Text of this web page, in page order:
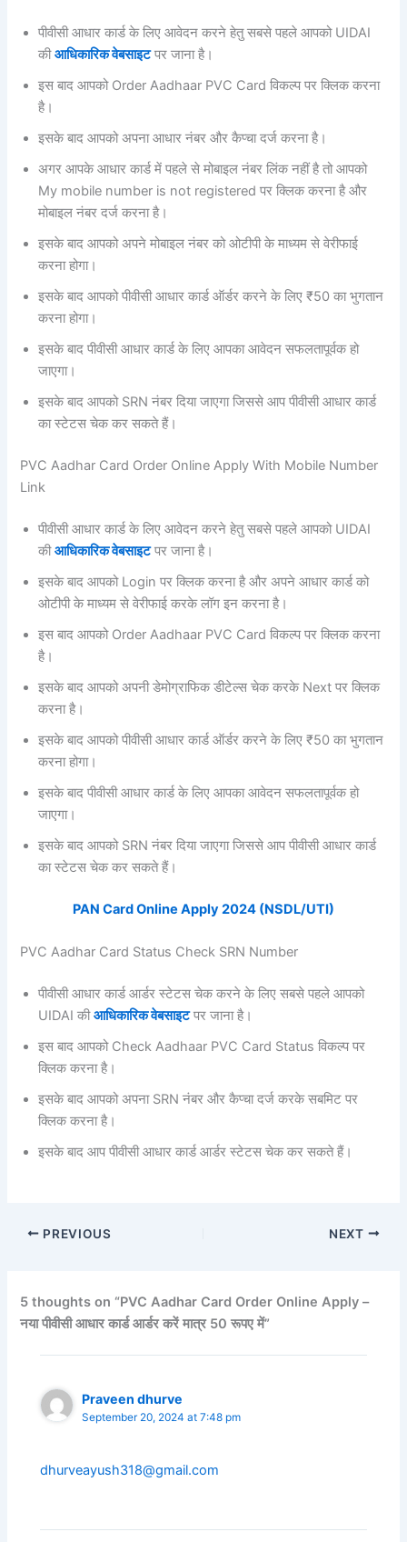
पीवीसी आधार कार्ड के लिए आवेदन करने हेतु सबसे पहले आपको UIDAI
कीआधिकारिक वेबसाइटपर जाना है।
इस बाद आपको Order Aadhaar PVC Card विकल्प पर क्लिक करना
है।
इसके बाद आपको अपना आधार नंबर और कैप्चा दर्ज करना है।
अगर आपके आधार कार्ड में पहले से मोबाइल नंबर लिंक नहीं है तो आपको
My mobile number is not registered पर क्लिक करना है और
मोबाइल नंबर दर्ज करना है।
इसके बाद आपको अपने मोबाइल नंबर को ओटीपी के माध्यम से वेरीफाई
करना होगा।
इसके बाद आपको पीवीसी आधार कार्ड ऑर्डर करने के लिए ₹50 का भुगतान
करना होगा।
इसके बाद पीवीसी आधार कार्ड के लिए आपका आवेदन सफलतापूर्वक हो
जाएगा।
इसके बाद आपको SRN नंबर दिया जाएगा जिससे आप पीवीसी आधार कार्ड
का स्टेटस चेक कर सकते हैं।
PVC Aadhar Card Order Online Apply With Mobile Number
Link
पीवीसी आधार कार्ड के लिए आवेदन करने हेतु सबसे पहले आपको UIDAI
कीआधिकारिक वेबसाइटपर जाना है।
इसके बाद आपको Login पर क्लिक करना है और अपने आधार कार्ड को
ओटीपी के माध्यम से वेरीफाई करके लॉग इन करना है।
इस बाद आपको Order Aadhaar PVC Card विकल्प पर क्लिक करना
है।
इसके बाद आपको अपनी डेमोग्राफिक डीटेल्स चेक करके Next पर क्लिक
करना है।
इसके बाद आपको पीवीसी आधार कार्ड ऑर्डर करने के लिए ₹50 का भुगतान
करना होगा।
इसके बाद पीवीसी आधार कार्ड के लिए आपका आवेदन सफलतापूर्वक हो
जाएगा।
इसके बाद आपको SRN नंबर दिया जाएगा जिससे आप पीवीसी आधार कार्ड
का स्टेटस चेक कर सकते हैं।
PAN Card Online Apply 2024 (NSDL/UTI)
PVC Aadhar Card Status Check SRN Number
पीवीसी आधार कार्ड आर्डर स्टेटस चेक करने के लिए सबसे पहले आपको
UIDAI कीआधिकारिक वेबसाइटपर जाना है।
इस बाद आपको Check Aadhaar PVC Card Statusविकल्प पर
क्लिक करना है।
इसके बाद आपको अपना SRN नंबर और कैप्चा दर्ज करके सबमिट पर
क्लिक करना है।
इसके बाद आप पीवीसी आधार कार्ड आर्डर स्टेटस चेक कर सकते हैं।
PREVIOUS NEXT
5 thoughts on “PVC Aadhar Card Order Online Apply –
नया पीवीसी आधार कार्ड आर्डर करें मात्र 50 रूपए में”
Praveen dhurve
September 20, 2024 at 7:48 pm
dhurveayush318@gmail.com